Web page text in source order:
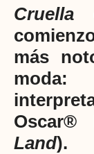
Cruella
más
Oscar®
Land).